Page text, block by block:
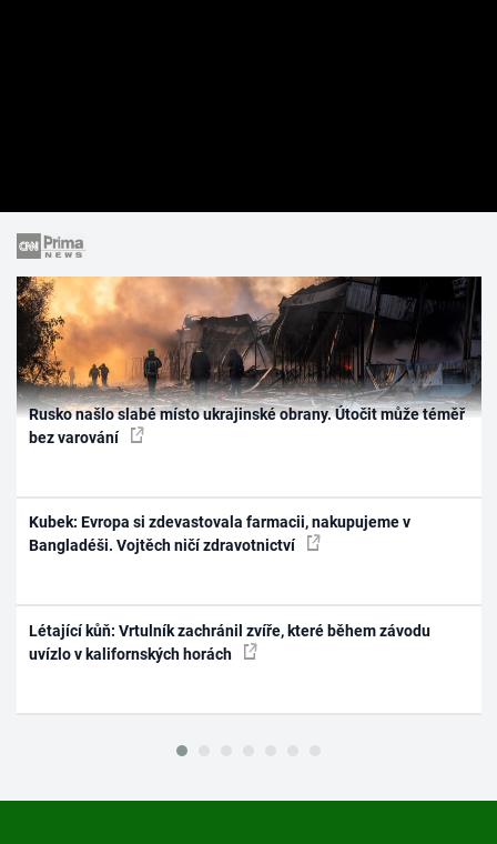
Rusko našlo slabé místo ukrajinské obrany. Útočit může téměř
bez varování
Kubek: Evropa si zdevastovala farmacii, nakupujeme v
Bangladéši. Vojtěch ničí zdravotnictví
Létající kůň: Vrtulník zachránil zvíře, které během závodu
uvízlo v kalifornských horách